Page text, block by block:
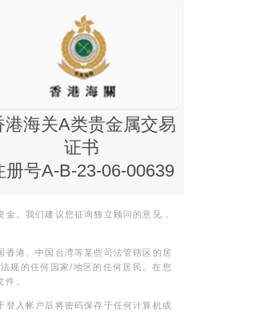
港海关A类贵金属交易
证书
册号A-B-23-06-00639
。我们建议您征询独立顾问的意见，
香港、中国台湾等某些司法管辖区的居
规的任何国家/地区的任何居民。在您
。
登入帐户后将密码保存于任何计算机或